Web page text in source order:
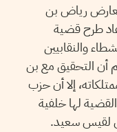
رياض بن
أعاد طرح قضية
والنقابيين
منذ 25 جويلية 2021. رغم أن التحقيق مع بن
إلا أن حزب
لها خلفية
لقيس سعيد.